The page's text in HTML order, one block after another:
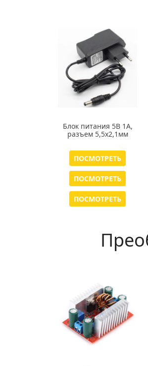
Блок питания 5В 1А,
разъем 5,5х2,1мм
ПОСМОТРЕТЬ
ПОСМОТРЕТЬ
ПОСМОТРЕТЬ